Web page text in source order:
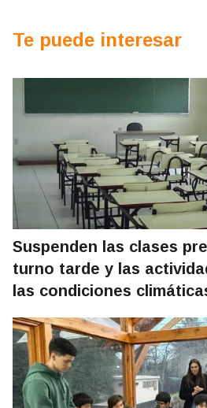
Te puede interesar
Suspenden las clases
turno tarde y las
las condiciones